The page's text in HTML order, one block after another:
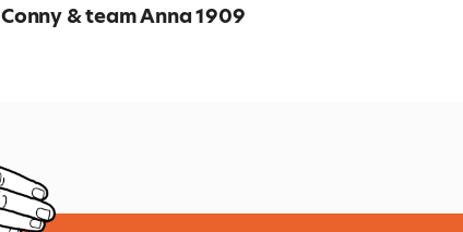
Conny & team Anna 1909